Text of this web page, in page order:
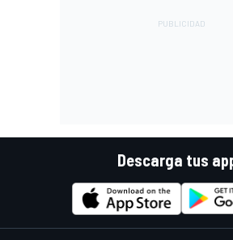
Descarga tus